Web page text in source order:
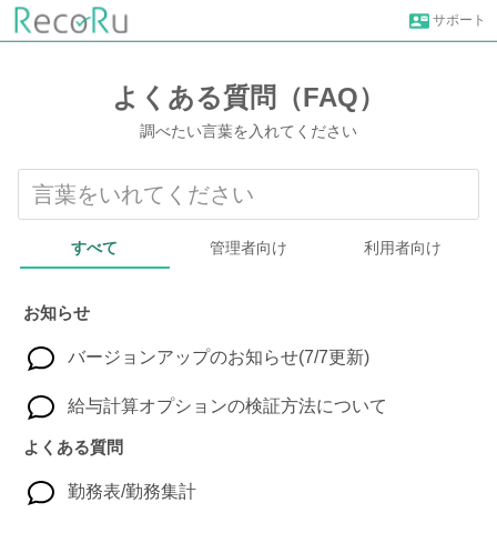
サポート
よくある質問（FAQ）
調べたい言葉を入れてください
すべて 管理者向け 利用者向け
お知らせ
バージョンアップのお知らせ(7/7更新)
給与計算オプションの検証方法について
よくある質問
勤務表/勤務集計